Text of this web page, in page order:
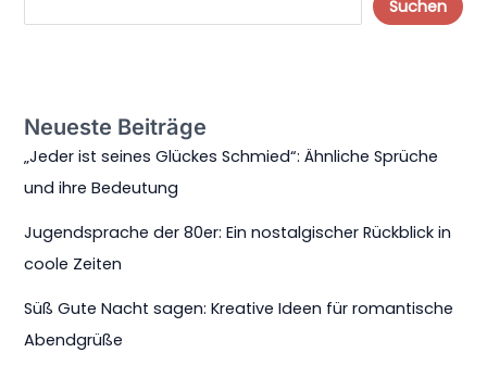
Suchen
Neueste Beiträge
„Jeder ist seines Glückes Schmied“: Ähnliche Sprüche
und ihre Bedeutung
Jugendsprache der 80er: Ein nostalgischer Rückblick in
coole Zeiten
Süß Gute Nacht sagen: Kreative Ideen für romantische
Abendgrüße